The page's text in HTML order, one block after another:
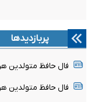
پربازدیدها
فال حافظ متولدین هر ماه -
فال حافظ متولدین هر ماه -